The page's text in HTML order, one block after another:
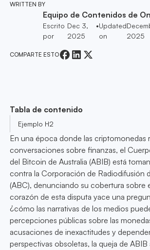
WRITTEN BY
Equipo de Contenidos de
Escrito
por
Dec 3,
2025
•Updated
on
2025
COMPARTE ESTO
Tabla de contenido
Ejemplo H2
En una época donde las criptomonedas
conversaciones sobre finanzas, el
del Bitcoin de Australia (ABIB) está
contra la Corporación de Radiodifusión
(ABC), denunciando su cobertura sobre
corazón de esta disputa yace una
¿cómo las narrativas de los medios
percepciones públicas sobre las
acusaciones de inexactitudes y
perspectivas obsoletas, la queja de ABIB